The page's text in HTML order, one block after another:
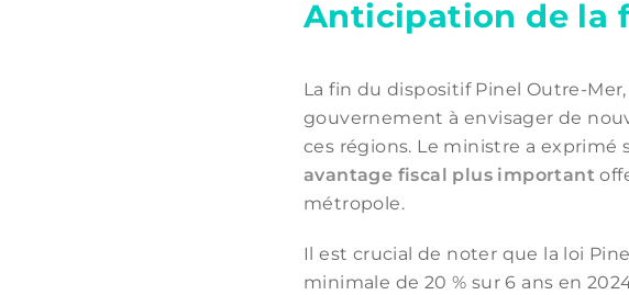
Anticipation de la
La fin du dispositif Pinel Outre-
gouvernement à envisager de
ces régions. Le ministre a exprimé
avantage fiscal plus important
métropole.
Il est crucial de noter que la loi
minimale de 20 % sur 6 ans en